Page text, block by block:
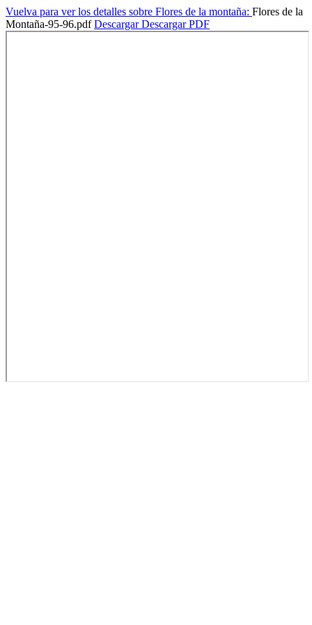
Vuelva para ver los detalles sobre Flores de la montaña: Flores de la
Montaña-95-96.pdfDescargarDescargar PDF